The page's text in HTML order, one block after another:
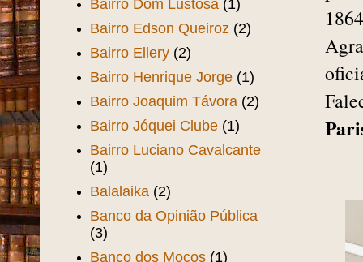
Bairro Dom Lustosa (1)
Bairro Edson Queiroz (2)
Bairro Ellery (2)
Bairro Henrique Jorge (1)
Bairro Joaquim Távora (2)
Bairro Jóquei Clube (1)
Bairro Luciano Cavalcante
(1)
Balalaika (2)
Banco da Opinião Pública
(3)
Banco dos Moços (1)